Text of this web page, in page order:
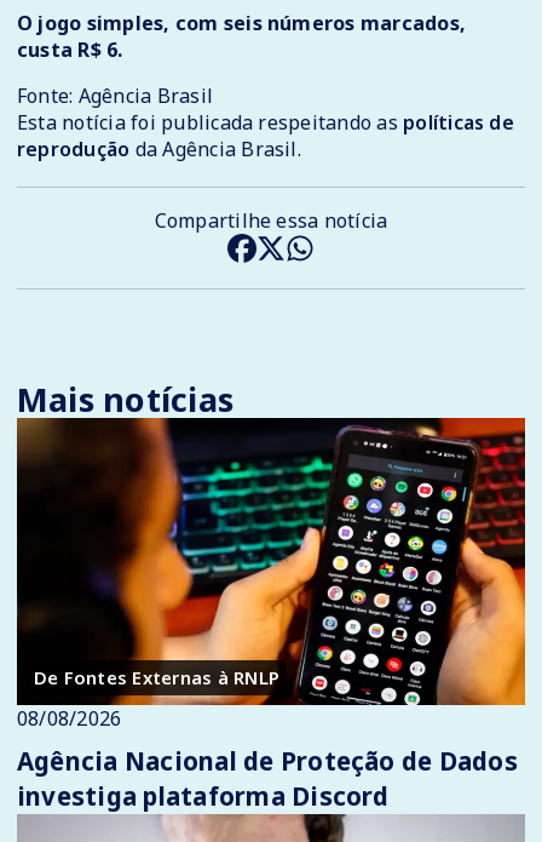
O jogo simples, com seis números marcados,
custa R$ 6.
Fonte: Agência Brasil
Esta notícia foi publicada respeitando as políticas de
reprodução da Agência Brasil.
Compartilhe essa notícia
Mais notícias
De Fontes Externas à RNLP
08/08/2026
Agência Nacional de Proteção de Dados
investiga plataforma Discord